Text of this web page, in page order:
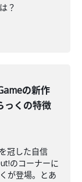
？
の新作
っくの特徴
冠した自信
のコーナーに
が登場。とあ